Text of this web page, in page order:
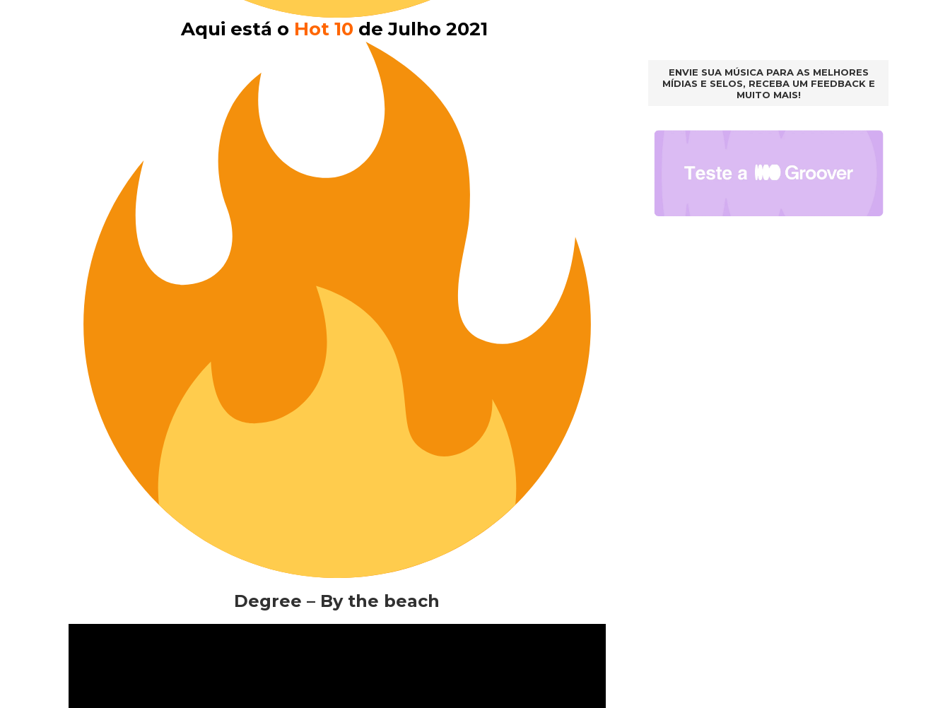
Aqui está o Hot 10 de Julho 2021
Degree – By the beach
ENVIE SUA MÚSICA PARA AS MELHORES
MÍDIAS E SELOS, RECEBA UM FEEDBACK E
MUITO MAIS!